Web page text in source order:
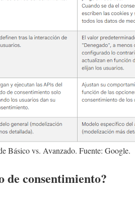
Básico vs. Avanzado. Fuente: Google.
de consentimiento?